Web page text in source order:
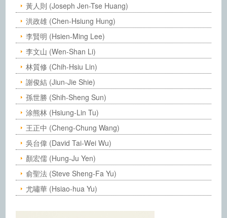
黃人則 (Joseph Jen-Tse Huang)
洪政雄 (Chen-Hsiung Hung)
李賢明 (Hsien-Ming Lee)
李文山 (Wen-Shan Li)
林質修 (Chih-Hsiu Lin)
謝俊結 (Jiun-Jie Shie)
孫世勝 (Shih-Sheng Sun)
涂熊林 (Hsiung-Lin Tu)
王正中 (Cheng-Chung Wang)
吳台偉 (David Tai-Wei Wu)
顏宏儒 (Hung-Ju Yen)
俞聖法 (Steve Sheng-Fa Yu)
尤嘯華 (Hsiao-hua Yu)